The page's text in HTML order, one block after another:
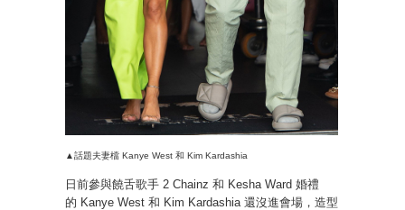
▲話題夫妻檔 Kanye West 和 Kim Kardashia
日前參與饒舌歌手 2 Chainz 和 Kesha Ward 婚禮
的 Kanye West 和 Kim Kardashia 還沒進會場，造型